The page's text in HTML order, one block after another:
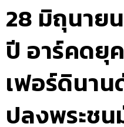
28 มิถุนาย
ปี อาร์คดยุ
เฟอร์ดินา
ปลงพระช